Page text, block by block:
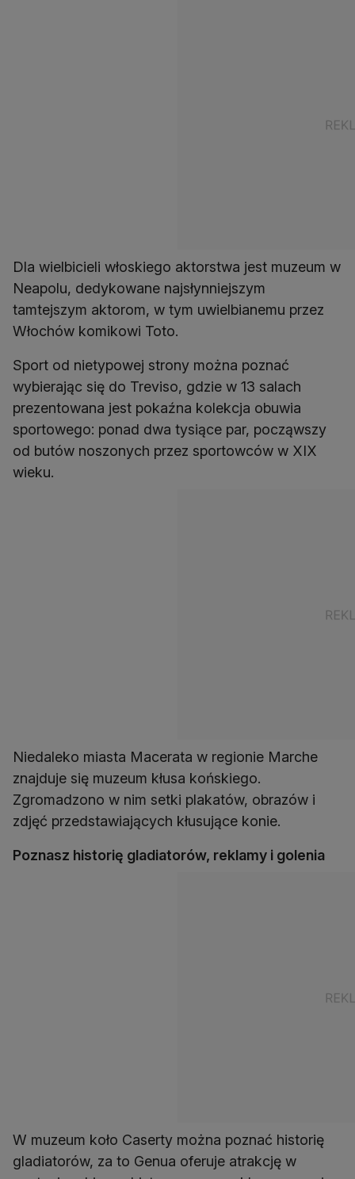
Dla wielbicieli włoskiego aktorstwa jest muzeum w
Neapolu, dedykowane najsłynniejszym
tamtejszym aktorom, w tym uwielbianemu przez
Włochów komikowi Toto.
Sport od nietypowej strony można poznać
wybierając się do Treviso, gdzie w 13 salach
prezentowana jest pokaźna kolekcja obuwia
sportowego: ponad dwa tysiące par, począwszy
od butów noszonych przez sportowców w XIX
wieku.
Niedaleko miasta Macerata w regionie Marche
znajduje się muzeum kłusa końskiego.
Zgromadzono w nim setki plakatów, obrazów i
zdjęć przedstawiających kłusujące konie.
Poznasz historię gladiatorów, reklamy i golenia
W muzeum koło Caserty można poznać historię
gladiatorów, za to Genua oferuje atrakcję w